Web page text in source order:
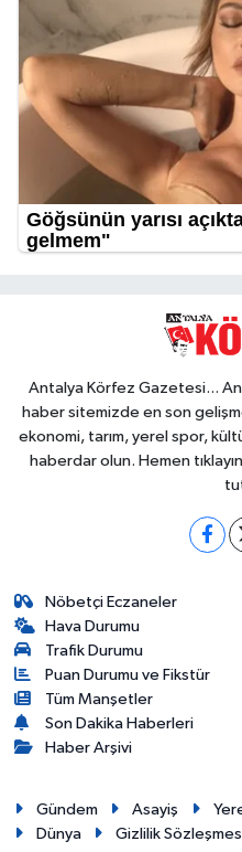
Antalya Körfez Gazetesi...
haber sitemizde en son
ekonomi, tarım, yerel spor,
haberdar olun. Hemen
Nöbetçi Eczaneler
Hava Durumu
Trafik Durumu
Puan Durumu ve Fikstür
Tüm Manşetler
Son Dakika Haberleri
Haber Arşivi
Gündem Asayiş
Dünya
Gizlilik